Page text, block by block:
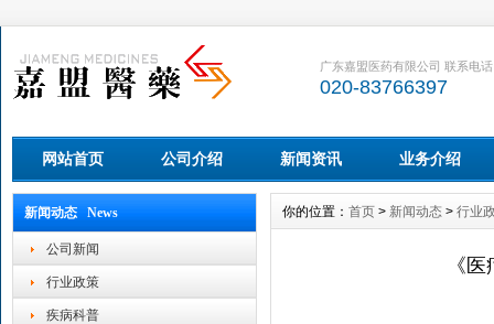
广东嘉盟医药有限公司 联系电话
020-83766397
网站首页 公司介绍 新闻资讯 业务介绍
新闻动态 News
公司新闻
行业政策
疾病科普
你的位置： 首页 > 新闻动态 > 行业
《